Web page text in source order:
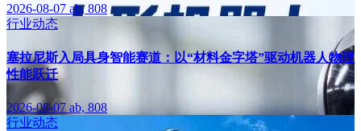
2026-08-07 ab, 808
行业动态
塞拉尼斯入局具身智能赛道：以“材料金字塔”驱动机器人物理
性能跃迁
2026-08-07 ab, 808
行业动态